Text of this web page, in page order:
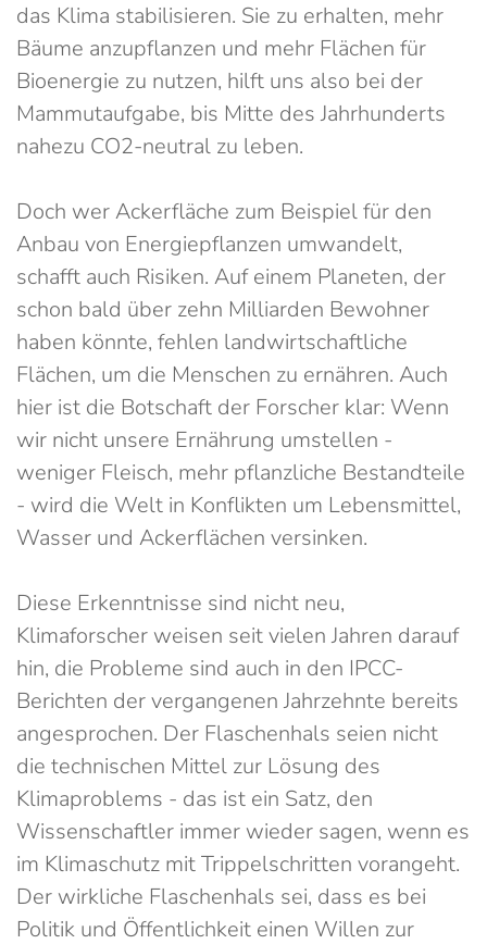
das Klima stabilisieren. Sie zu erhalten, mehr
Bäume anzupflanzen und mehr Flächen für
Bioenergie zu nutzen, hilft uns also bei der
Mammutaufgabe, bis Mitte des Jahrhunderts
nahezu CO2-neutral zu leben.
Doch wer Ackerfläche zum Beispiel für den
Anbau von Energiepflanzen umwandelt,
schafft auch Risiken. Auf einem Planeten, der
schon bald über zehn Milliarden Bewohner
haben könnte, fehlen landwirtschaftliche
Flächen, um die Menschen zu ernähren. Auch
hier ist die Botschaft der Forscher klar: Wenn
wir nicht unsere Ernährung umstellen -
weniger Fleisch, mehr pflanzliche Bestandteile
- wird die Welt in Konflikten um Lebensmittel,
Wasser und Ackerflächen versinken.
Diese Erkenntnisse sind nicht neu,
Klimaforscher weisen seit vielen Jahren darauf
hin, die Probleme sind auch in den IPCC-
Berichten der vergangenen Jahrzehnte bereits
angesprochen. Der Flaschenhals seien nicht
die technischen Mittel zur Lösung des
Klimaproblems - das ist ein Satz, den
Wissenschaftler immer wieder sagen, wenn es
im Klimaschutz mit Trippelschritten vorangeht.
Der wirkliche Flaschenhals sei, dass es bei
Politik und Öffentlichkeit einen Willen zur